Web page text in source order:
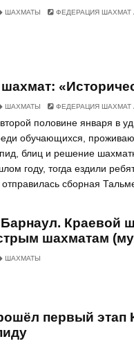
ШАХМАТЫ ФЕДЕРАЦИЯ ШАХМАТ
ШАХМАТЫ ФЕДЕРАЦИЯ ШАХМАТ
половине января в
обучающихся,
блиц и решение
году, тогда ездили
отправилась сборная
Краевой
шахматам
ШАХМАТЫ
первый этап